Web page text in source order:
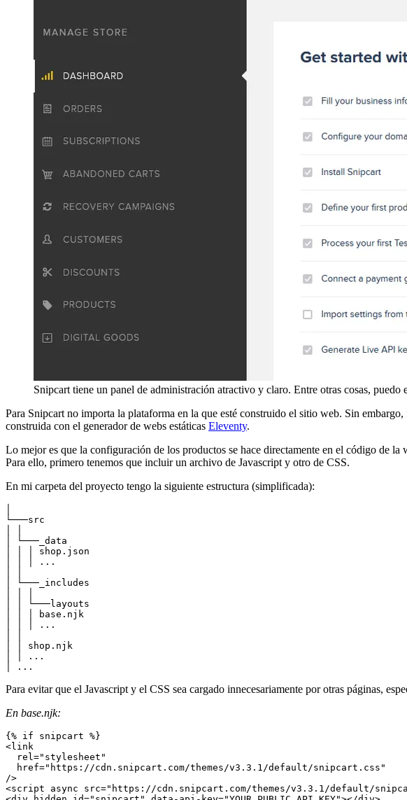
Snipcart tiene un panel de administración atractivo y claro. Entre otras cosas,
Para Snipcart no importa la plataforma en la que esté construido el sitio web. Sin
construida con el generador de webs estáticas Eleventy.
Lo mejor es que la configuración de los productos se hace directamente en el código de la
Para ello, primero tenemos que incluir un archivo de Javascript y otro de CSS.
En mi carpeta del proyecto tengo la siguiente estructura (simplificada):
└───src
│ └───_data
│ │ │ shop.json
│ │ │ ...
│ └───_includes
│ │ └───layouts
│ │ │ base.njk
│ │ │ ...
│ │ shop.njk
│ │ ...
│ ...
Para evitar que el Javascript y el CSS sea cargado innecesariamente por otras páginas,
En base.njk:
<link
rel =" stylesheet "
href=" https://cdn.snipcart.com/themes/v3.3.1/default/snipcart.css "
/>
<script async src=" https://cdn.snipcart.com/themes/v3.3.1/default/